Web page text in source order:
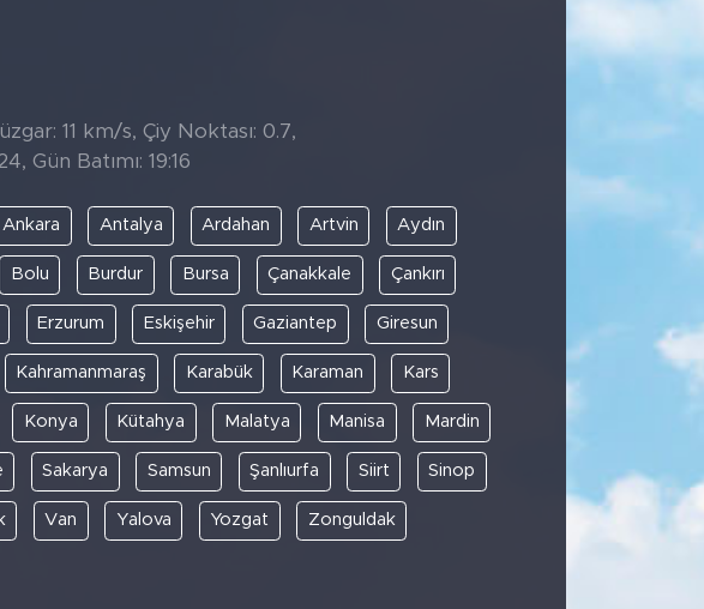
11 km/s, Çiy Noktası: 0.7,
Gün Batımı: 19:16
Ankara Antalya Ardahan Artvin Aydın
Bolu Burdur Bursa Çanakkale Çankırı
Erzurum Eskişehir Gaziantep Giresun
Kahramanmaraş Karabük Karaman Kars
Konya Kütahya Malatya Manisa Mardin
Sakarya Samsun Şanlıurfa Siirt Sinop
Van Yalova Yozgat Zonguldak